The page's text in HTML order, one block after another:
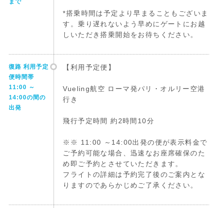
まで
*搭乗時間は予定より早まることもございま
す。乗り遅れないよう早めにゲートにお越
しいただき搭乗開始をお待ちください。
復路 利用予定
便時間帯
11:00 ～
14:00の間の
出発
【利用予定便】
Vueling航空 ローマ発パリ・オルリー空港
行き
飛行予定時間 約2時間10分
※※ 11:00 ～14:00出発の便が表示料金で
ご予約可能な場合、迅速なお座席確保のた
め即ご予約とさせていただきます。
フライトの詳細は予約完了後のご案内とな
りますのであらかじめご了承ください。